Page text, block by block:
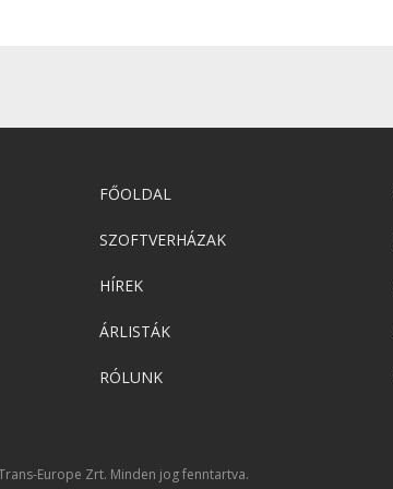
FŐOLDAL
SZOFTVERHÁZAK
HÍREK
ÁRLISTÁK
RÓLUNK
Europe Zrt. Minden jog fenntartva.